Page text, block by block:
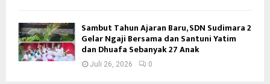
Sambut Tahun Ajaran Baru, SDN Sudimara 2
Gelar Ngaji Bersama dan Santuni Yatim
dan Dhuafa Sebanyak 27 Anak
Juli 26, 2026 0